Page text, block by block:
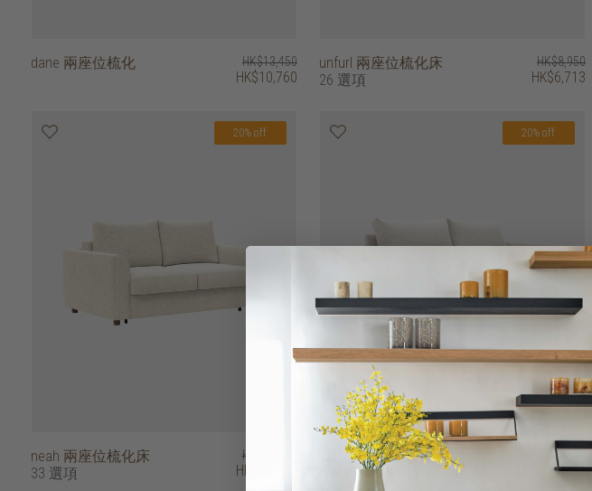
dane 兩座位梳化 HK$13,450
HK$10,760
unfurl 兩座位梳化床
26 選項
HK$8,950
HK$6,713
20% off
neah 兩座位梳化床
33 選項
HK$18,950
HK$15,160
20% off
taona 兩座位梳化床
6 選項
HK$16,950
HK$13,560